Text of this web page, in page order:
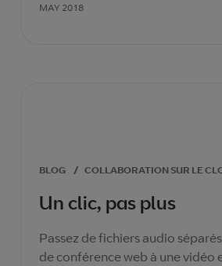
MAY 2018
BLOG / COLLABORATION SUR LE
Un clic, pas plus
Passez de fichiers audio
de conférence web à une vidéo